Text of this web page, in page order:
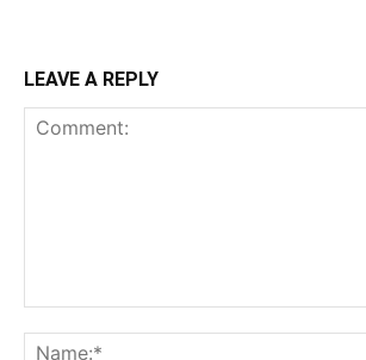
LEAVE A REPLY